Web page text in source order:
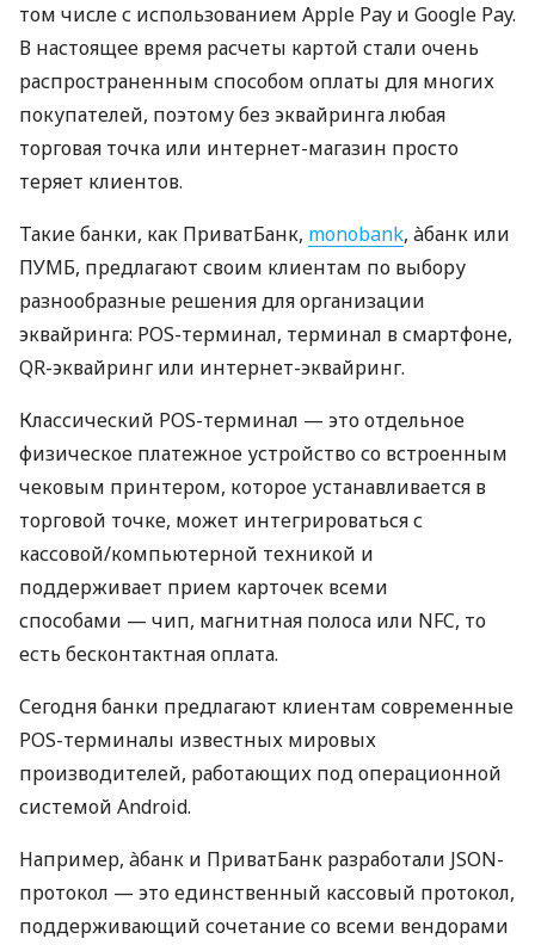
том числе с использованием Apple Pay и Google Pay.
В настоящее время расчеты картой стали очень
распространенным способом оплаты для многих
покупателей, поэтому без эквайринга любая
торговая точка или интернет-магазин просто
теряет клиентов.
Такие банки, как ПриватБанк, monobank, àбанк или
ПУМБ, предлагают своим клиентам по выбору
разнообразные решения для организации
эквайринга: POS-терминал, терминал в смартфоне,
QR-эквайринг или интернет-эквайринг.
Классический POS-терминал — это отдельное
физическое платежное устройство со встроенным
чековым принтером, которое устанавливается в
торговой точке, может интегрироваться с
кассовой/компьютерной техникой и
поддерживает прием карточек всеми
способами — чип, магнитная полоса или NFC, то
есть бесконтактная оплата.
Сегодня банки предлагают клиентам современные
POS-терминалы известных мировых
производителей, работающих под операционной
системой Android.
Например, àбанк и ПриватБанк разработали JSON-
протокол — это единственный кассовый протокол,
поддерживающий сочетание со всеми вендорами